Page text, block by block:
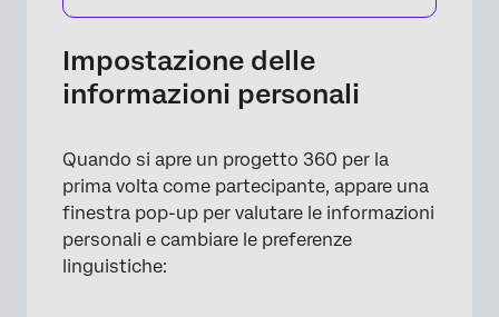
×
Impostazione delle
informazioni personali
Quando si apre un progetto 360 per la
prima volta come partecipante, appare una
finestra pop-up per valutare le informazioni
personali e cambiare le preferenze
linguistiche: